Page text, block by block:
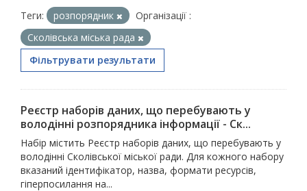
Теги: розпорядник
Організації :
Сколівська міська рада
Фільтрувати результати
Реєстр наборів даних, що перебувають у
володінні розпорядника інформації - Ск...
Набір містить Реєстр наборів даних, що перебувають у
володінні Сколівської міської ради. Для кожного набору
вказаний ідентифікатор, назва, формати ресурсів,
гіперпосилання на...